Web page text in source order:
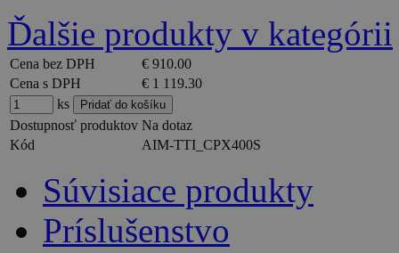
Ďalšie produkty v kategórii
Cena bez DPH
€ 910.00
Cena s DPH
€ 1 119.30
ks
Dostupnosť produktov Na dotaz
Kód
AIM-TTI_CPX400S
Súvisiace produkty
Príslušenstvo